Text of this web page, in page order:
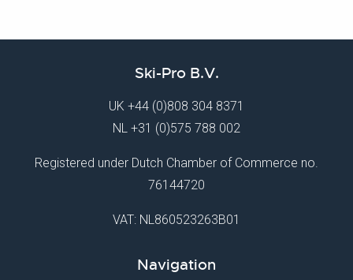
Ski-Pro B.V.
UK +44 (0)808 304 8371
NL +31 (0)575 788 002
Registered under Dutch Chamber of Commerce no.
76144720
VAT: NL860523263B01
Navigation